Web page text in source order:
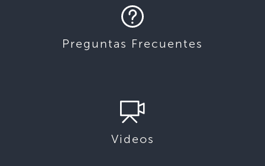
Preguntas Frecuentes
Videos